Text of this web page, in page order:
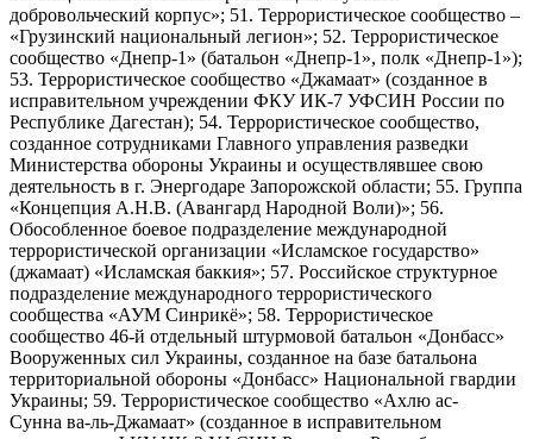
добровольческий корпус»; 51. Террористическое сообщество –
«Грузинский национальный легион»; 52. Террористическое
сообщество «Днепр-1» (батальон «Днепр-1», полк «Днепр-1»);
53. Террористическое сообщество «Джамаат» (созданное в
исправительном учреждении ФКУ ИК-7 УФСИН России по
Республике Дагестан); 54. Террористическое сообщество,
созданное сотрудниками Главного управления разведки
Министерства обороны Украины и осуществлявшее свою
деятельность в г. Энергодаре Запорожской области; 55. Группа
«Концепция А.Н.В. (Авангард Народной Воли)»; 56.
Обособленное боевое подразделение международной
террористической организации «Исламское государство»
(джамаат) «Исламская баккия»; 57. Российское структурное
подразделение международного террористического
сообщества «АУМ Синрикё»; 58. Террористическое
сообщество 46-й отдельный штурмовой батальон «Донбасс»
Вооруженных сил Украины, созданное на базе батальона
территориальной обороны «Донбасс» Национальной гвардии
Украины; 59. Террористическое сообщество «Ахлю ас-
Сунна ва-ль-Джамаат» (созданное в исправительном